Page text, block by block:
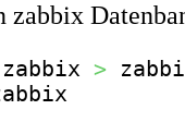
zabbix
zabbix >